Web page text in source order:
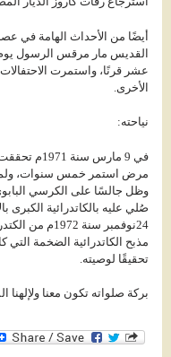
أيضًا من الأحداث الهامة في
عشر قرنًا، واستمرت الاحتفالات
الأخرى.
نياحته:
في 9 مارس
وظل جالسًا على الكرسي البابوي
صُلي عليه بالكاتدرائية الكبرى
24نوفمبر سنة
مذبح الكاتدرائية الضخمة
تحقيقًا لوصيته.
بركة صلواته تكون معنا ولإلهنا